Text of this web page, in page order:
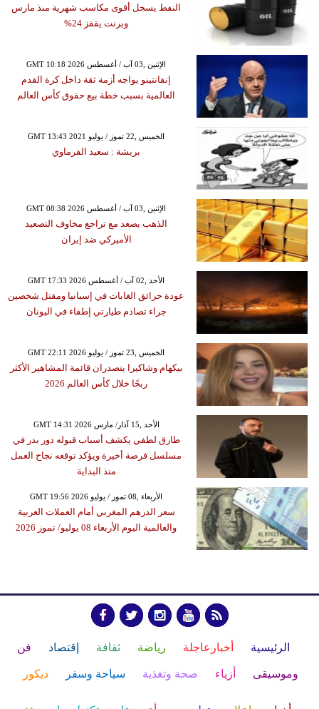
النفط يسجل أقوى مكاسب شهرية منذ مارس
وبرنت يقفز 24%
GMT 10:18 2026 الإثنين ,03 آب / أغسطس
إنفانتينو يواجه أزمة ثقة داخل كرة القدم
العالمية بسبب خطة بيع حقوق كأس العالم
GMT 13:43 2021 الخميس ,22 تموز / يوليو
بريشة : سعيد الفرماوي
GMT 08:38 2026 الإثنين ,03 آب / أغسطس
الذهب يصعد مع تراجع مخاوف التصعيد
الأميركي ضد إيران
GMT 17:33 2026 الأحد ,02 آب / أغسطس
عودة حرائق الغابات في إسبانيا ومقتل شخصين
جراء تصادم طيارتي إطفاء في اليونان
GMT 22:11 2026 الخميس ,23 تموز / يوليو
بيكهام وشاكيرا يتصدران قائمة المشاهير الأكثر
ربحًا خلال كأس العالم 2026
GMT 14:31 2026 الأحد ,15 آذار/ مارس
طارق لطفي يكشف أسباب قبوله دور بدر في
مسلسل فرصة أخيرة ويؤكد توقعه نجاح العمل
منذ البداية
GMT 19:56 2026 الأربعاء ,08 تموز / يوليو
سعر الدرهم المغربي أمام العملات العربية
والعالمية اليوم الأربعاء 08 يوليو/ تموز 2026
الرئيسية أخبارعاجلة رياضة ثقافة إقتصاد فن
وموسيقى أزياء صحة وتغذية سياحة وسفر ديكور